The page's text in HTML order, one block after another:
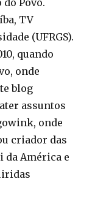
Povo.
TV
(UFRGS).
quando
onde
blog
assuntos
onde
criador das
da América e